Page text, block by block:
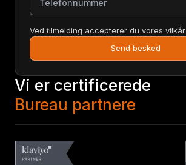
Ved tilmelding accepterer du vores vilkår
Send besked
Vi er certificerede
Bureau partnere